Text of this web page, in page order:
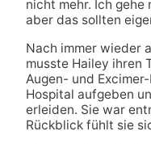
nicht mehr. Ich gehe
aber das sollten
Nach immer wieder
musste Hailey ihren
Augen- und
Hospital aufgeben
erleiden. Sie war
Rückblick fühlt sie